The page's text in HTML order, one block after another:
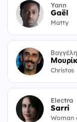
Yann
Gaël
Matty
Christos
Electra
Sarri
Woman